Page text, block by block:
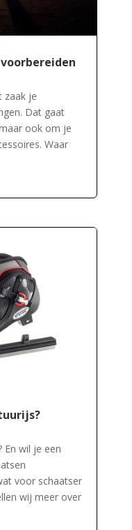
zaak je
Dat gaat
ook om je
Waar
En wil je een
voor schaatser
wij meer over